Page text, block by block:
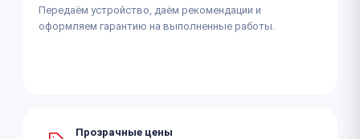
Передаём устройство, даём рекомендации и
оформляем гарантию на выполненные работы.
Прозрачные цены